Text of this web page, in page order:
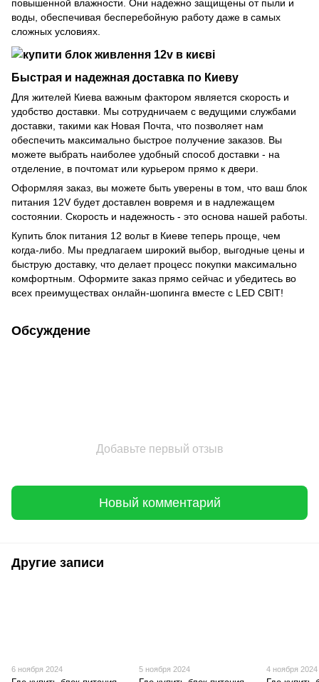
повышенной влажности. Они надежно защищены от пыли и
воды, обеспечивая бесперебойную работу даже в самых
сложных условиях.
Быстрая и надежная доставка по Киеву
Для жителей Киева важным фактором является скорость и
удобство доставки. Мы сотрудничаем с ведущими службами
доставки, такими как Новая Почта, что позволяет нам
обеспечить максимально быстрое получение заказов. Вы
можете выбрать наиболее удобный способ доставки - на
отделение, в почтомат или курьером прямо к двери.
Оформляя заказ, вы можете быть уверены в том, что ваш блок
питания 12V будет доставлен вовремя и в надлежащем
состоянии. Скорость и надежность - это основа нашей работы.
Купить блок питания 12 вольт в Киеве теперь проще, чем
когда-либо. Мы предлагаем широкий выбор, выгодные цены и
быструю доставку, что делает процесс покупки максимально
комфортным. Оформите заказ прямо сейчас и убедитесь во
всех преимуществах онлайн-шопинга вместе с LED CВІТ!
Обсуждение
Добавьте первый отзыв
Новый комментарий
Другие записи
6 ноября 2024 5 ноября 2024 4 ноября 2024